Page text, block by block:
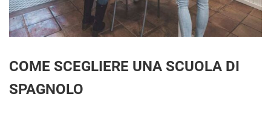
COME SCEGLIERE UNA SCUOLA DI
SPAGNOLO